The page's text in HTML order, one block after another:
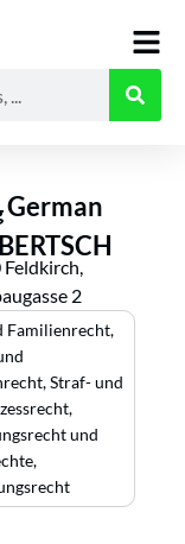
German
BERTSCH
2
Familienrecht,
,Straf- und
,
und
,